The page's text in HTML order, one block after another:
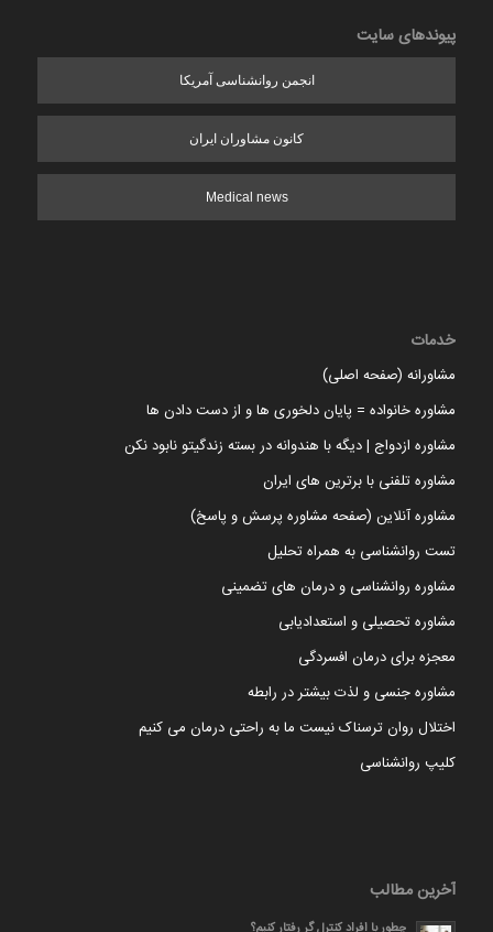
پیوندهای سایت
انجمن روانشناسی آمریکا
کانون مشاوران ایران
Medical news
خدمات
مشاورانه (صفحه اصلی)
مشاوره خانواده = پایان دلخوری ها و از دست دادن ها
مشاوره ازدواج | دیگه با هندوانه در بسته زندگیتو نابود نکن
مشاوره تلفنی با برترین های ایران
مشاوره آنلاین (صفحه مشاوره پرسش و پاسخ)
تست روانشناسی به همراه تحلیل
مشاوره روانشناسی و درمان های تضمینی
مشاوره تحصیلی و استعدادیابی
معجزه برای درمان افسردگی
مشاوره جنسی و لذت بیشتر در رابطه
اختلال روان ترسناک نیست ما به راحتی درمان می کنیم
کلیپ روانشناسی
آخرین مطالب